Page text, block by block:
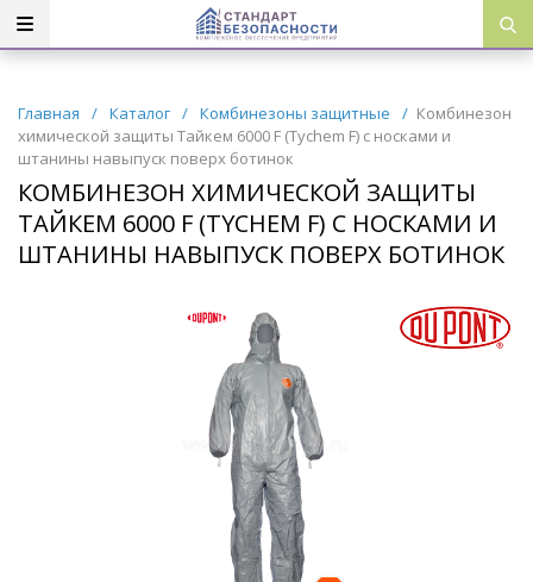
Главная / Каталог / Комбинезоны защитные / Комбинезон
химической защиты Тайкем 6000 F (Tychem F) с носками и
штанины навыпуск поверх ботинок
КОМБИНЕЗОН ХИМИЧЕСКОЙ ЗАЩИТЫ
ТАЙКЕМ 6000 F (TYCHEM F) С НОСКАМИ И
ШТАНИНЫ НАВЫПУСК ПОВЕРХ БОТИНОК